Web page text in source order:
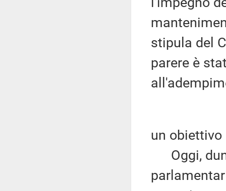
stipula del
parere è
un obiettivo
Oggi,